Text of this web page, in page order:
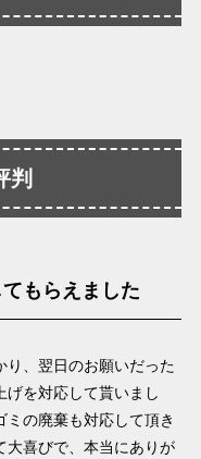
判
もらえました
り、翌日のお願いだった
げを対応して貰いまし
の廃棄も対応して頂き
大喜びで、本当にありが